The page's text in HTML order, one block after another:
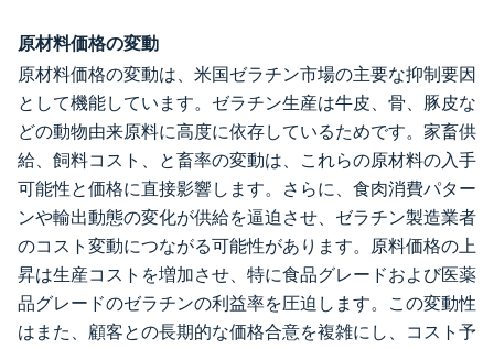
原材料価格の変動
原材料価格の変動は、米国ゼラチン市場の主要な抑制要因
として機能しています。ゼラチン生産は牛皮、骨、豚皮な
どの動物由来原料に高度に依存しているためです。家畜供
給、飼料コスト、と畜率の変動は、これらの原材料の入手
可能性と価格に直接影響します。さらに、食肉消費パター
ンや輸出動態の変化が供給を逼迫させ、ゼラチン製造業者
のコスト変動につながる可能性があります。原料価格の上
昇は生産コストを増加させ、特に食品グレードおよび医薬
品グレードのゼラチンの利益率を圧迫します。この変動性
はまた、顧客との長期的な価格合意を複雑にし、コスト予